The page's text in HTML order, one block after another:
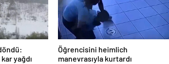
yağdı
Öğrencisini heimlich
manevrasıyla kurtardı